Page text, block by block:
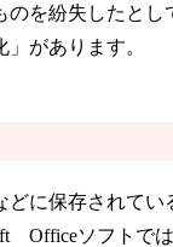
を紛失したと
があります。
に保存されて
Officeソフトで